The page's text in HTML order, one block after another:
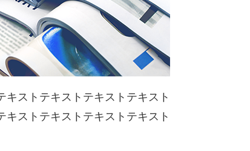
ストテキストテキストテキスト
ストテキストテキストテキスト